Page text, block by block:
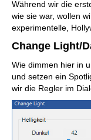
Während wir die
wie sie war, wollen
experimentelle,
Change Light/
Wie dimmen hier in
und setzen ein
wir die Regler im